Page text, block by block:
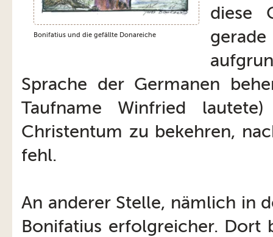
Bonifatius und die gefällte Donareiche
diese
Sprache der Germanen
Taufname Winfried
Christentum zu bekehren,
fehl.
An anderer Stelle, nämlich in
Bonifatius erfolgreicher. Dort